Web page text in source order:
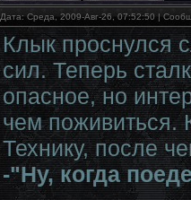
Дата: Среда, 2009-Авг-26, 07:52:50 |
Клык проснулся
сил. Теперь
опасное, но
чем поживиться.
Технику, после
-"Ну, когда